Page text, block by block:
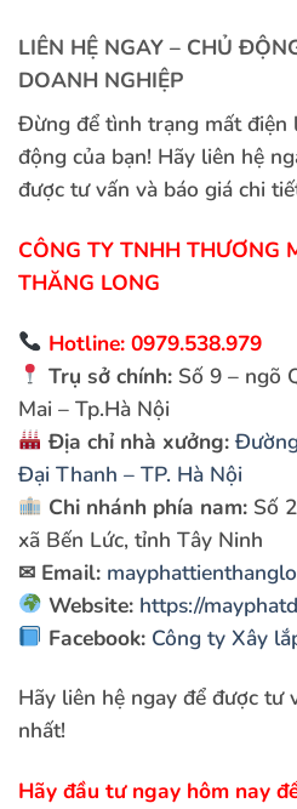
LIÊN HỆ NGAY – CHỦ
DOANH NGHIỆP
Đừng để tình trạng mất điện
động của bạn! Hãy liên hệ
được tư vấn và báo giá chi
CÔNG TY TNHH THƯƠNG
THĂNG LONG
Hotline: 0979.538.979
Trụ sở chính:Số 9 – ngõ
Mai – Tp.Hà Nội
Địa chỉ nhà xưởng:
Đại Thanh – TP. Hà Nội
Chi nhánh phía nam:Số
xã Bến Lức, tỉnh Tây Ninh
✉ Email:
Website: https://
Facebook: Công ty Xây
Hãy liên hệ ngay để được tư
nhất!
Hãy đầu tư ngay hôm nay